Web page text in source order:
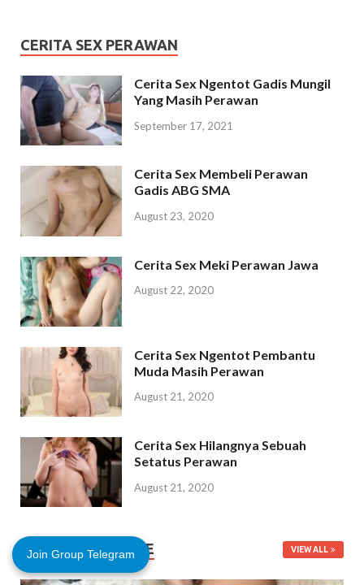
CERITA SEX PERAWAN
Cerita Sex Ngentot Gadis Mungil
Yang Masih Perawan
September 17, 2021
Cerita Sex Membeli Perawan
Gadis ABG SMA
August 23, 2020
Cerita Sex Meki Perawan Jawa
August 22, 2020
Cerita Sex Ngentot Pembantu
Muda Masih Perawan
August 21, 2020
Cerita Sex Hilangnya Sebuah
Setatus Perawan
August 21, 2020
CERITA SEX TANTE VIEW ALL
Join Group Telegram